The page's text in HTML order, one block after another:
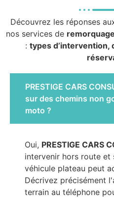
Découvrez les réponses
nos services de
: types d’intervention,
PRESTIGE CARS
sur des chemins non
moto ?
Oui, PRESTIGE CARS
intervenir hors route et
véhicule plateau peut
Décrivez précisément
terrain au téléphone